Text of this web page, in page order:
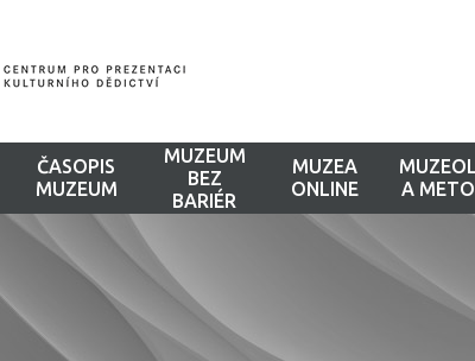
ČASOPIS
MUZEUM
MUZEUM
BEZ
BARIÉR
MUZEA
ONLINE
A